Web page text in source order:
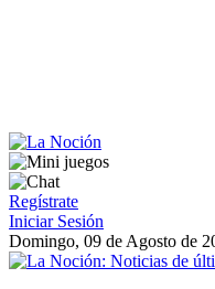
Regístrate
Iniciar Sesión
Domingo, 09 de Agosto de